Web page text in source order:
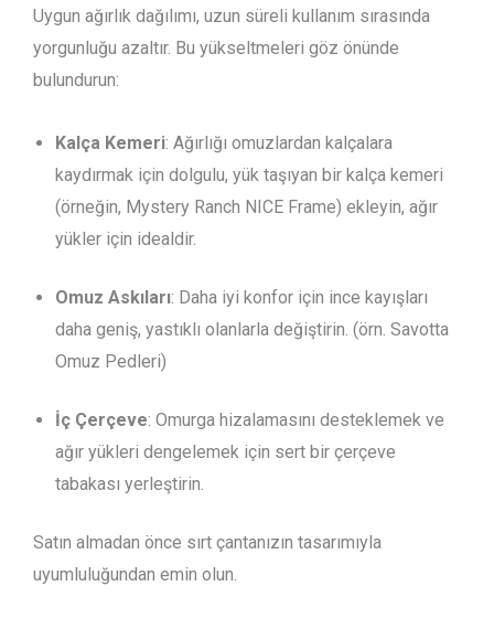
Uygun ağırlık dağılımı, uzun süreli kullanım sırasında
yorgunluğu azaltır. Bu yükseltmeleri göz önünde
bulundurun:
Kalça Kemeri: Ağırlığı omuzlardan kalçalara
kaydırmak için dolgulu, yük taşıyan bir kalça kemeri
(örneğin, Mystery Ranch NICE Frame) ekleyin, ağır
yükler için idealdir.
Omuz Askıları: Daha iyi konfor için ince kayışları
daha geniş, yastıklı olanlarla değiştirin. (örn. Savotta
Omuz Pedleri)
İç Çerçeve: Omurga hizalamasını desteklemek ve
ağır yükleri dengelemek için sert bir çerçeve
tabakası yerleştirin.
Satın almadan önce sırt çantanızın tasarımıyla
uyumluluğundan emin olun.